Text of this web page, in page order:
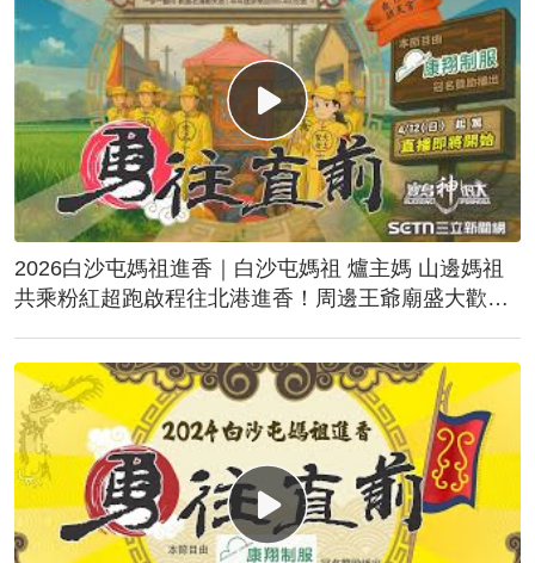
2026白沙屯媽祖進香｜白沙屯媽祖 爐主媽 山邊媽祖
共乘粉紅超跑啟程往北港進香！周邊王爺廟盛大歡